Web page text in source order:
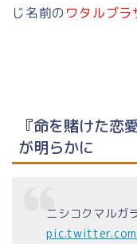
じ名前のワタルブラ
『命を賭けた恋
が明らかに
ニシコクマルガ